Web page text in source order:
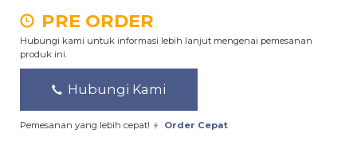
PRE ORDER
Hubungi kami untuk informasi lebih lanjut mengenai pemesanan
produk ini.
Hubungi Kami
Pemesanan yang lebih cepat! Order Cepat